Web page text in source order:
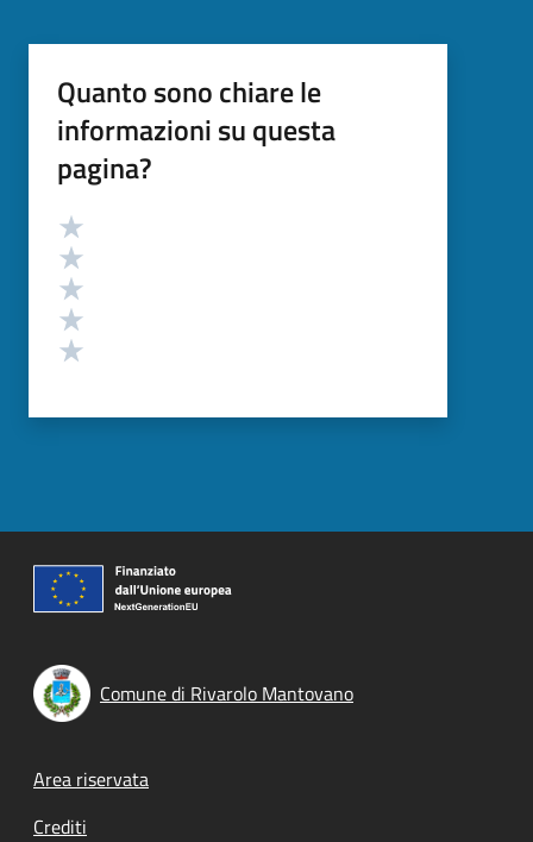
Quanto sono chiare le
informazioni su questa
pagina?
Valutazione
Comune di Rivarolo Mantovano
Footer menu
Area riservata
Crediti